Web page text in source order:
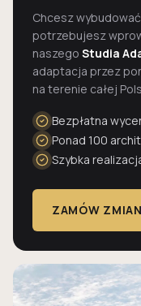
Chcesz
potrzebujesz
naszego Studia
adaptacja przez
na terenie całej
Bezpłatna
Ponad 100
Szybka
ZAMÓW